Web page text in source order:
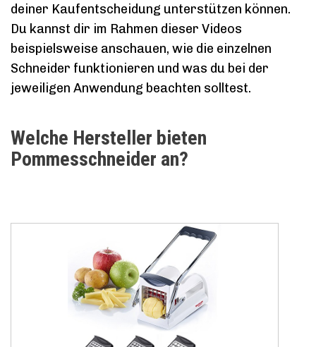
deiner Kaufentscheidung unterstützen können.
Du kannst dir im Rahmen dieser Videos
beispielsweise anschauen, wie die einzelnen
Schneider funktionieren und was du bei der
jeweiligen Anwendung beachten solltest.
Welche Hersteller bieten
Pommesschneider an?